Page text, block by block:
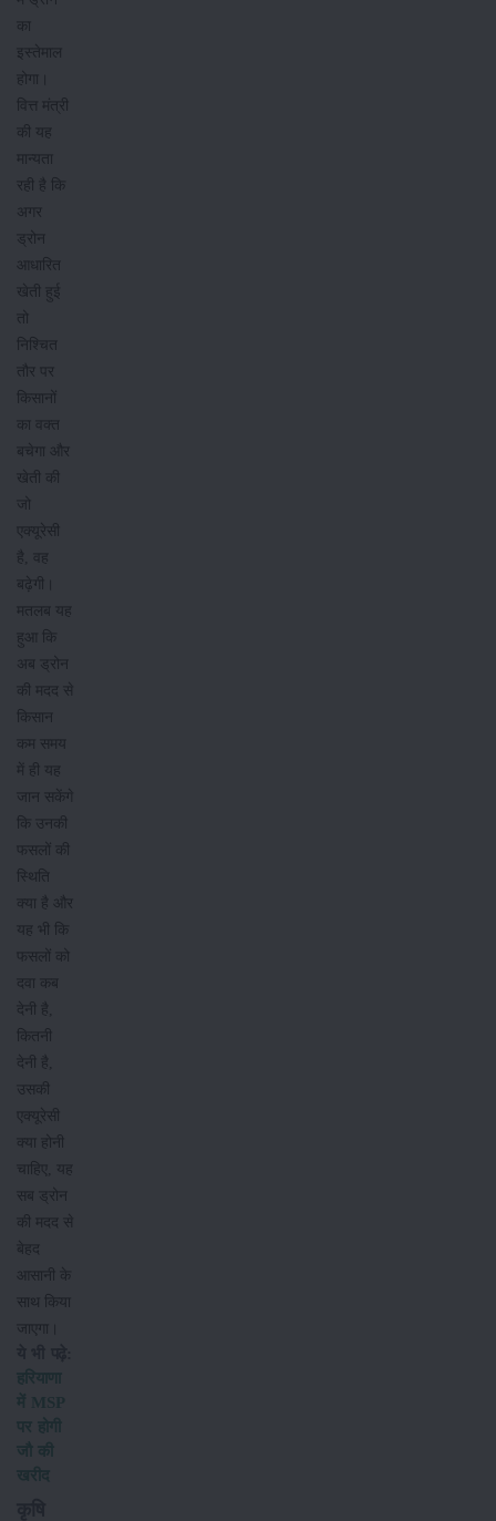
का
इस्तेमाल
होगा।
वित्त मंत्री
की यह
मान्यता
रही है कि
अगर
ड्रोन
आधारित
खेती हुई
तो
निश्चित
तौर पर
किसानों
का वक्त
बचेगा और
खेती की
जो
एक्यूरेसी
है, वह
बढ़ेगी।
मतलब यह
हुआ कि
अब ड्रोन
की मदद से
किसान
कम समय
में ही यह
जान सकेंगे
कि उनकी
फसलों की
स्थिति
क्या है और
यह भी कि
फसलों को
दवा कब
देनी है,
कितनी
देनी है,
उसकी
एक्यूरेसी
क्या होनी
चाहिए, यह
सब ड्रोन
की मदद से
बेहद
आसानी के
साथ किया
जाएगा।
हरियाणा
में MSP
पर होगी
जौ की
खरीद